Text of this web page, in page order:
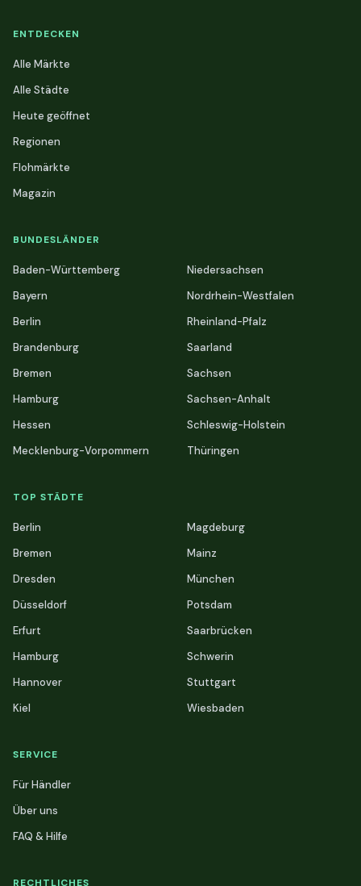
ENTDECKEN
Alle Märkte
Alle Städte
Heute geöffnet
Regionen
Flohmärkte
Magazin
BUNDESLÄNDER
Baden-Württemberg
Bayern
Berlin
Brandenburg
Bremen
Hamburg
Hessen
Mecklenburg-Vorpommern
Niedersachsen
Nordrhein-Westfalen
Rheinland-Pfalz
Saarland
Sachsen
Sachsen-Anhalt
Schleswig-Holstein
Thüringen
TOP STÄDTE
Berlin
Bremen
Dresden
Düsseldorf
Erfurt
Hamburg
Hannover
Kiel
Magdeburg
Mainz
München
Potsdam
Saarbrücken
Schwerin
Stuttgart
Wiesbaden
SERVICE
Für Händler
Über uns
FAQ & Hilfe
RECHTLICHES